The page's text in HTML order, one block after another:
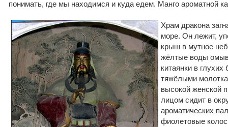
понимать, где мы находимся и куда едем. Манго ароматной
Храм дракона
море. Он лежит,
крыш в мутное
жёлтые воды
китаянки в
тяжёлыми
высокой женской
лицом сидит в
ароматических
фиолетовые